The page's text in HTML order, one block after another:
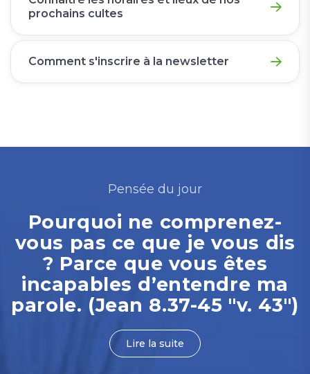
prochains cultes
Comment s'inscrire à la newsletter
Pensée du jour
Pourquoi ne comprenez-
vous pas ce que je vous dis
? Parce que vous êtes
incapables d’entendre ma
parole. (Jean 8.37-45 "v. 43")
Lire la suite